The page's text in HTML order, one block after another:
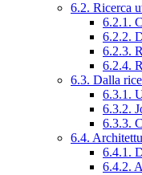
6.2. Ricerca
6.2.1.
6.2.2.
6.2.3.
6.2.4.
6.3. Dalla
6.3.1.
6.3.2.
6.3.3.
6.4.
6.4.1.
6.4.2.